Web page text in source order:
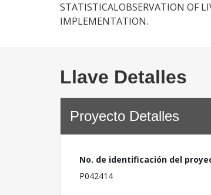
STATISTICALOBSERVATION OF
IMPLEMENTATION.
Llave Detalles
Proyecto Detalles
No. de identificación del
P042414